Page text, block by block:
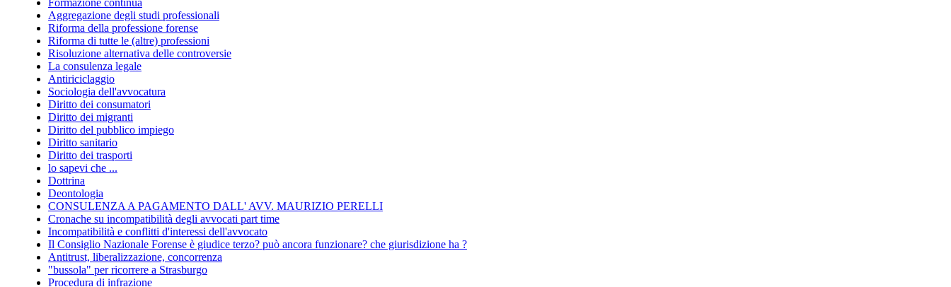
Aggregazione degli studi professionali
Riforma della professione forense
Riforma di tutte le (altre) professioni
Risoluzione alternativa delle controversie
La consulenza legale
Antiriciclaggio
Sociologia dell'avvocatura
Diritto dei consumatori
Diritto dei migranti
Diritto del pubblico impiego
Diritto sanitario
Diritto dei trasporti
lo sapevi che ...
Dottrina
Deontologia
CONSULENZA A PAGAMENTO DALL' AVV. MAURIZIO PERELLI
Cronache su incompatibilità degli avvocati part time
Incompatibilità e conflitti d'interessi dell'avvocato
Il Consiglio Nazionale Forense è giudice terzo? può ancora funzionare? che giurisdizione ha ?
Antitrust, liberalizzazione, concorrenza
"bussola" per ricorrere a Strasburgo
Procedura di infrazione